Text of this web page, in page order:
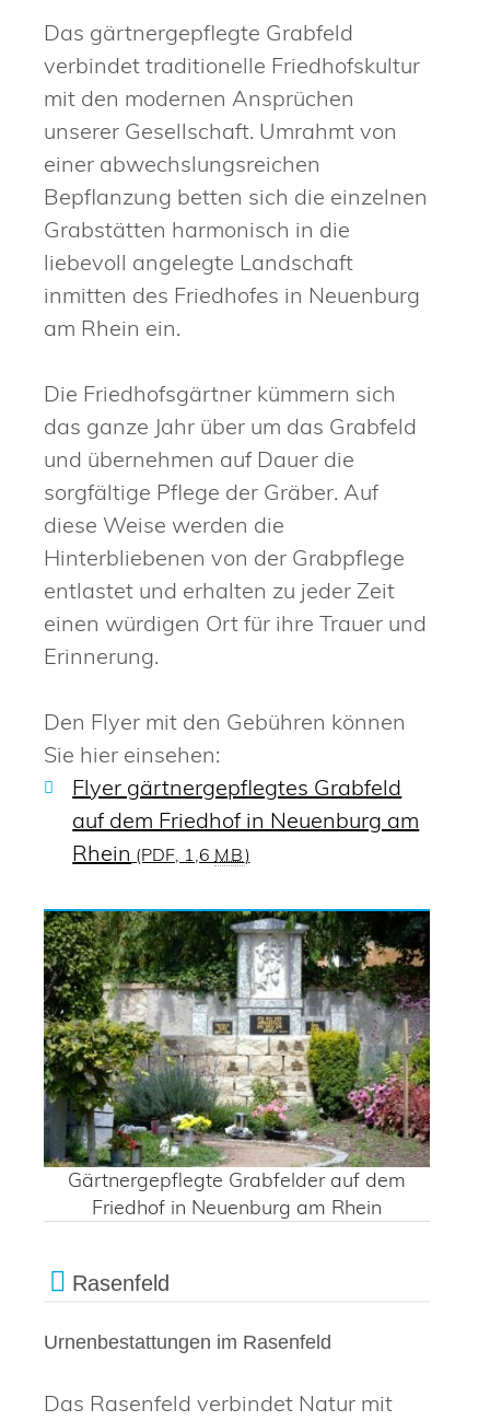
Das gärtnergepflegte Grabfeld
verbindet traditionelle Friedhofskultur
mit den modernen Ansprüchen
unserer Gesellschaft. Umrahmt von
einer abwechslungsreichen
Bepflanzung betten sich die einzelnen
Grabstätten harmonisch in die
liebevoll angelegte Landschaft
inmitten des Friedhofes in Neuenburg
am Rhein ein.
Die Friedhofsgärtner kümmern sich
das ganze Jahr über um das Grabfeld
und übernehmen auf Dauer die
sorgfältige Pflege der Gräber. Auf
diese Weise werden die
Hinterbliebenen von der Grabpflege
entlastet und erhalten zu jeder Zeit
einen würdigen Ort für ihre Trauer und
Erinnerung.
Den Flyer mit den Gebühren können
Sie hier einsehen:
Flyer gärtnergepflegtes Grabfeld
auf dem Friedhof in Neuenburg am
Rhein (PDF, 1,6 MB)
Gärtnergepflegte Grabfelder auf dem
Friedhof in Neuenburg am Rhein
Rasenfeld
Urnenbestattungen im Rasenfeld
Das Rasenfeld verbindet Natur mit